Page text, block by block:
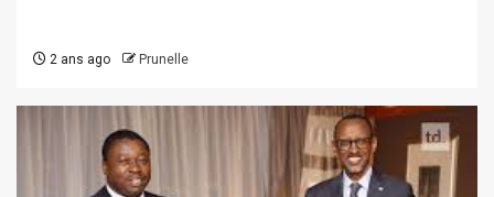
2 ans ago Prunelle